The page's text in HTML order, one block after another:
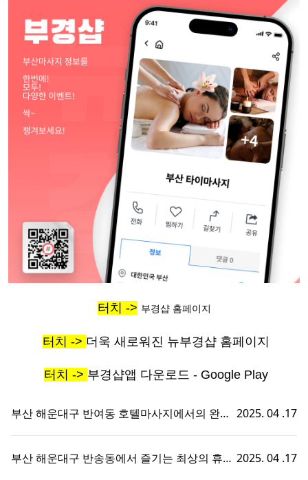
터치 -> 부경샵 홈페이지
터치 -> 더욱 새로워진 뉴부경샵 홈페이지
터치 -> 부경샵앱 다운로드 - Google Play
부산 해운대구 반여동 호텔마사지에서의 완벽 2025. 04 .17
부산 해운대구 반송동에서 즐기는 최상의 휴식, 2025. 04 .17